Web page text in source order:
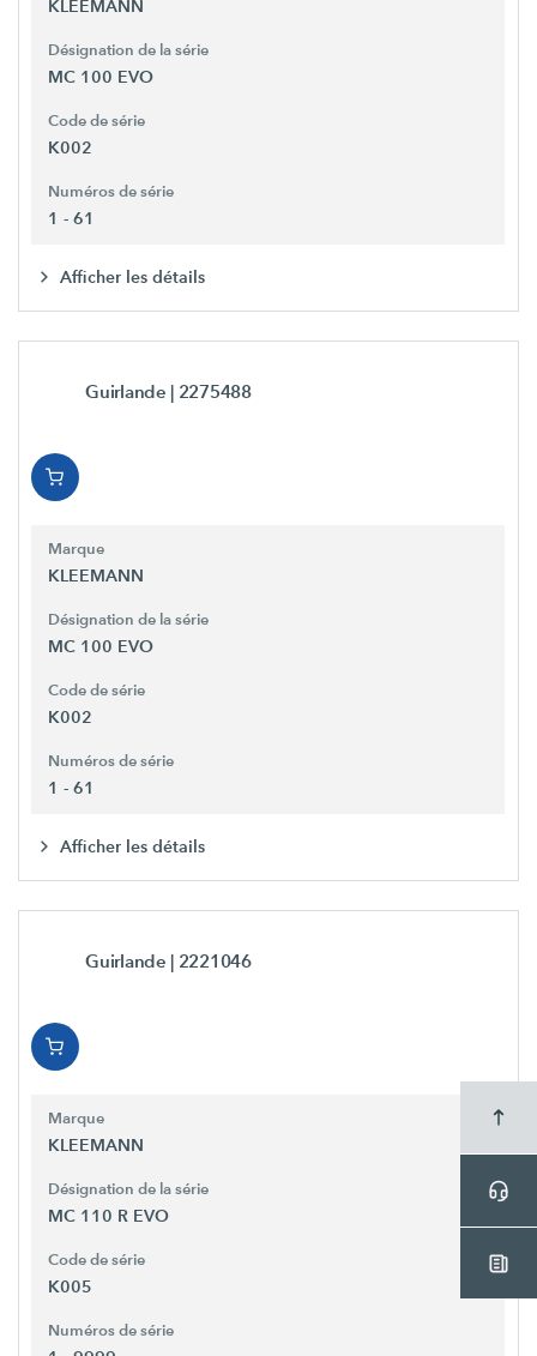
KLEEMANN
Désignation de la série
MC 100 EVO
Code de série
K002
Numéros de série
1 - 61
Afficher les détails
Guirlande | 2275488
Marque
KLEEMANN
Désignation de la série
MC 100 EVO
Code de série
K002
Numéros de série
1 - 61
Afficher les détails
Guirlande | 2221046
Marque
KLEEMANN
Désignation de la série
MC 110 R EVO
Code de série
K005
Numéros de série